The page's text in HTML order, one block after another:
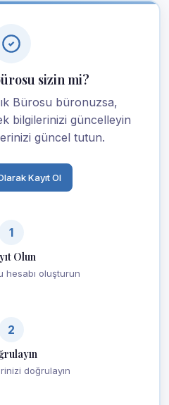
sizin mi?
Bürosu büronuzsa,
bilgilerinizi güncelleyin
güncel tutun.
Kayıt Ol
1
Olun
hesabı oluşturun
2
doğrulayın